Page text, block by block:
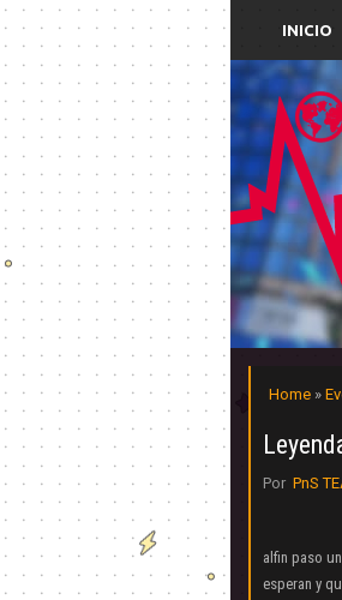
INICIO
Home »
Por PnS
alfin paso
esperan y